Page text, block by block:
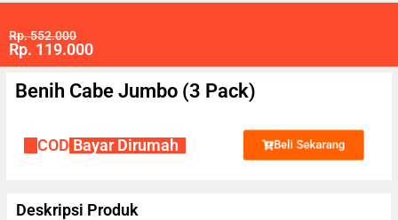
Rp. 552.000
Rp. 119.000
Benih Cabe Jumbo (3 Pack)
COD Bayar Dirumah Beli Sekarang
Deskripsi Produk